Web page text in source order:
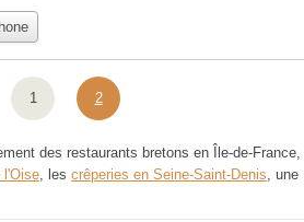
1 2
des restaurants bretons en Île-de-France,
l'Oise , les crêperies en Seine-Saint-Denis , une